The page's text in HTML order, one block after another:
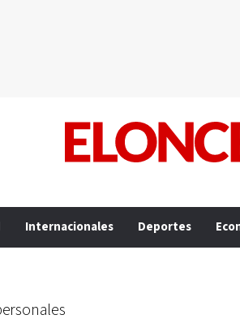
Internacionales Deportes